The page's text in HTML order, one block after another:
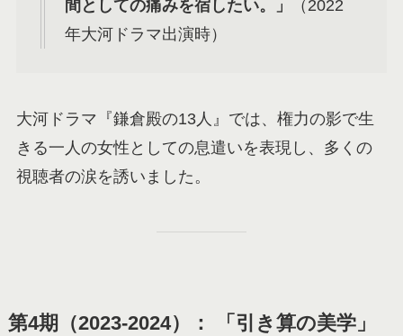
間としての痛みを宿したい。」
（2022
年大河ドラマ出演時）
大河ドラマ『鎌倉殿の13人』では、権力の影で生
きる一人の女性としての息遣いを表現し、多くの
視聴者の涙を誘いました。
第4期（2023-2024）： 「引き算の美学」